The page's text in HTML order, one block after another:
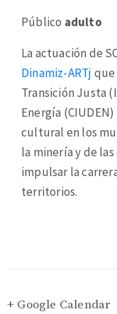
Público adulto
La actuación de
Dinamiz-ARTj
Transición Justa
Energía
cultural en los
la minería y de
impulsar la
territorios.
+ Google Calendar